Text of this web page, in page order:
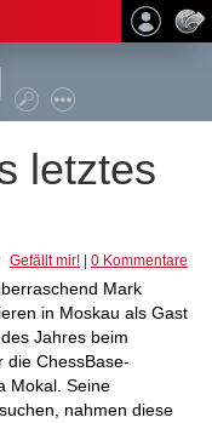
letztes
Gefällt mir! 0 Kommentare
Mark
in Moskau als Gast
Jahres beim
die ChessBase-
Mokal. Seine
nahmen diese